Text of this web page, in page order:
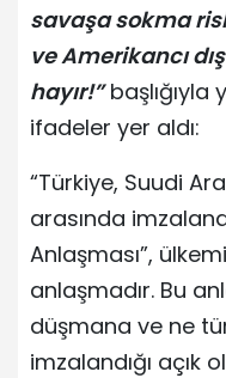
savaşa sokma
ve Amerikancı
hayır!”başlığıyla
ifadeler yer aldı:
“Türkiye, Suudi
arasında
Anlaşması”,
anlaşmadır. Bu
düşmana ve ne
imzalandığı açık